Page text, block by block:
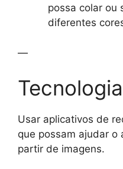
possa colar ou
diferentes
—
Usar aplicativos de
que possam ajudar o
partir de imagens.